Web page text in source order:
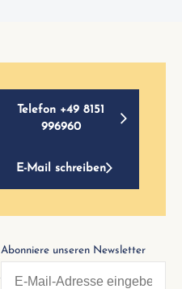
Telefon +49 8151
996960
E-Mail schreiben
Abonniere unseren Newsletter